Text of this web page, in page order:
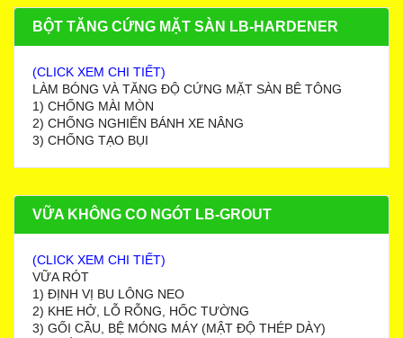
BỘT TĂNG CỨNG MẶT SÀN LB-HARDENER
(CLICK XEM CHI TIẾT)
LÀM BÓNG VÀ TĂNG ĐỘ CỨNG MẶT SÀN BÊ TÔNG
1) CHỐNG MÀI MÒN
2) CHỐNG NGHIẾN BÁNH XE NÂNG
3) CHỐNG TẠO BỤI
VỮA KHÔNG CO NGÓT LB-GROUT
(CLICK XEM CHI TIẾT)
VỮA RÓT
1) ĐỊNH VỊ BU LÔNG NEO
2) KHE HỞ, LỖ RỖNG, HỐC TƯỜNG
3) GỐI CẦU, BỆ MÓNG MÁY (MẬT ĐỘ THÉP DÀY)